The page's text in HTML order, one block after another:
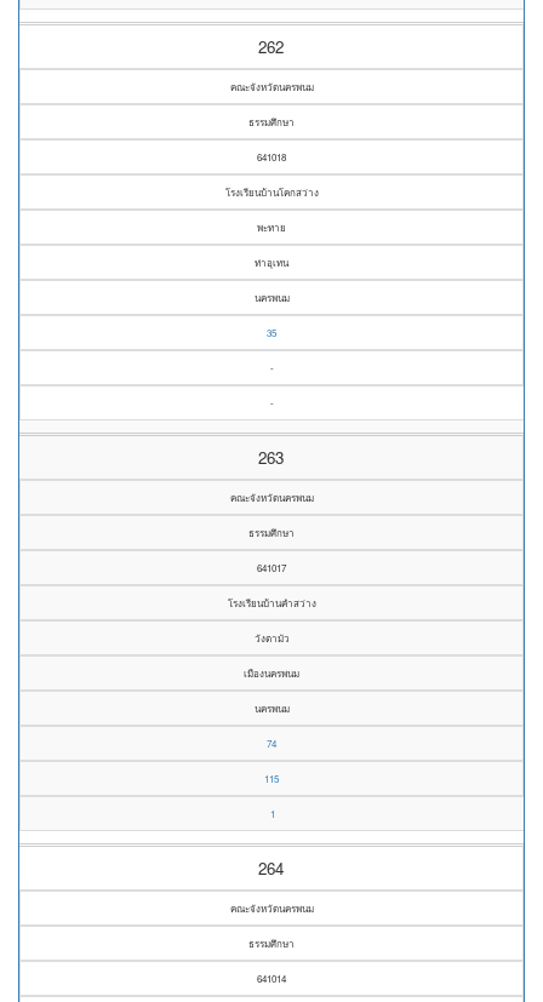
262
คณะจังหวัดนครพนม
ธรรมศึกษา
641018
โรงเรียนบ้านโคกสว่าง
พะทาย
ท่าอุเทน
นครพนม
35
-
-
263
คณะจังหวัดนครพนม
ธรรมศึกษา
641017
โรงเรียนบ้านคำสว่าง
วังตามัว
เมืองนครพนม
นครพนม
74
115
1
264
คณะจังหวัดนครพนม
ธรรมศึกษา
641014